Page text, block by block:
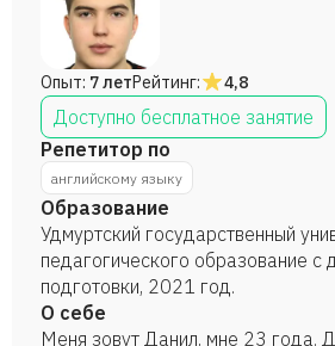
Опыт: 7 летРейтинг: 4,8
Доступно бесплатное занятие
Репетитор по
английскому языку
Образование
Удмуртский государственный
педагогического образование с
подготовки, 2021 год.
О себе
Меня зовут Данил, мне 23 года.